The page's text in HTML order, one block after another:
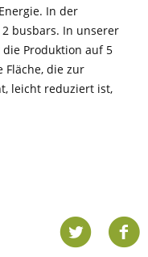
In der
busbars. In unserer
Produktion auf 5
die zur
leicht reduziert ist,